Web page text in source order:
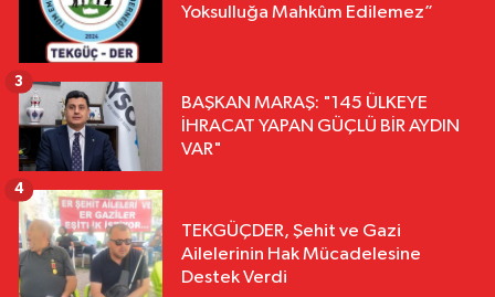
Yoksulluğa Mahkûm Edilemez”
BAŞKAN MARAŞ: "145 ÜLKEYE
İHRACAT YAPAN GÜÇLÜ BİR AYDIN
VAR"
3
TEKGÜÇDER, Şehit ve Gazi
Ailelerinin Hak Mücadelesine
Destek Verdi
4